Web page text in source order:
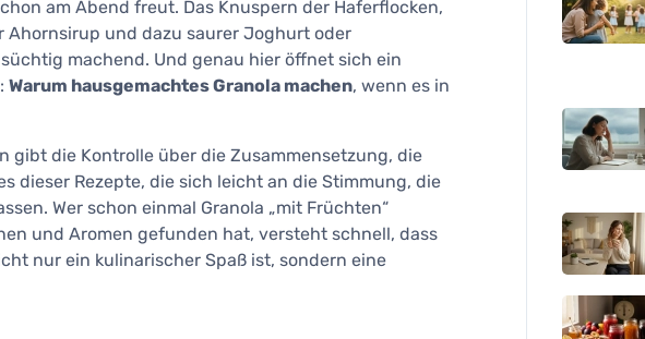
am Abend freut. Das Knuspern der Haferflocken,
Ahornsirup und dazu saurer Joghurt oder
machend. Und genau hier öffnet sich ein
Warum hausgemachtes Granola machen, wenn es in
gibt die Kontrolle über die Zusammensetzung, die
dieser Rezepte, die sich leicht an die Stimmung, die
Wer schon einmal Granola „mit Früchten“
und Aromen gefunden hat, versteht schnell, dass
nur ein kulinarischer Spaß ist, sondern eine